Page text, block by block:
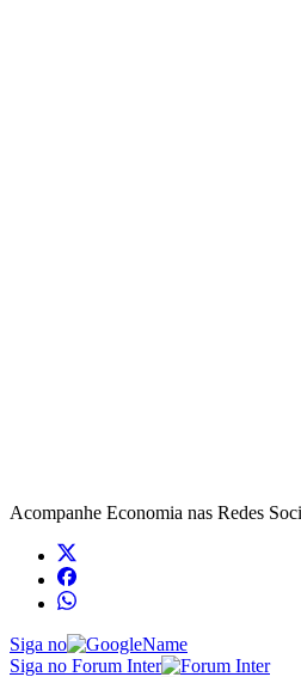
Acompanhe Economia nas Redes
Siga no
Siga no Forum Inter